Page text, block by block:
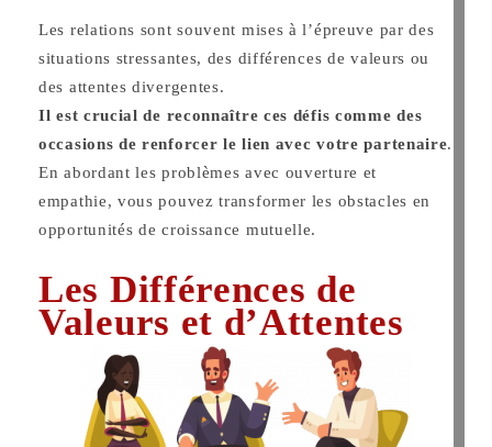
Les relations sont souvent mises à l’épreuve par des
situations stressantes, des différences de valeurs ou
des attentes divergentes.
Il est crucial de reconnaître ces défis comme des
occasions de renforcer le lien avec votre partenaire.
En abordant les problèmes avec ouverture et
empathie, vous pouvez transformer les obstacles en
opportunités de croissance mutuelle.
Les Différences de
Valeurs et d’Attentes